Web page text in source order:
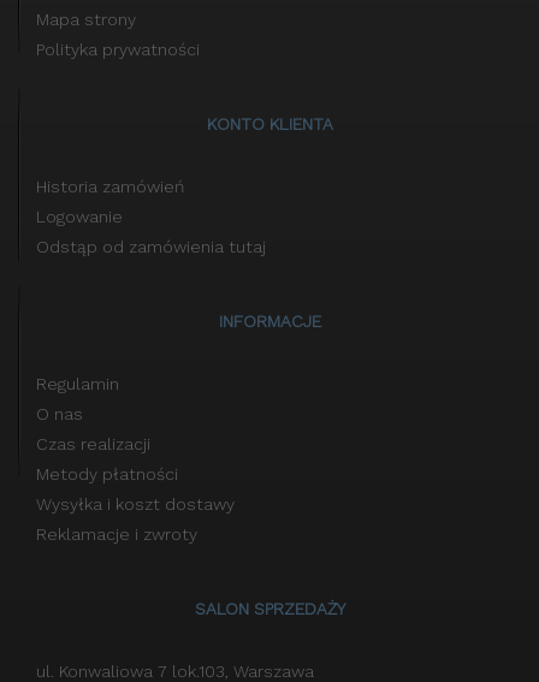
Mapa strony
Polityka prywatności
KONTO KLIENTA
Historia zamówień
Logowanie
Odstąp od zamówienia tutaj
INFORMACJE
Regulamin
O nas
Czas realizacji
Metody płatności
Wysyłka i koszt dostawy
Reklamacje i zwroty
SALON SPRZEDAŻY
ul. Konwaliowa 7 lok.103, Warszawa